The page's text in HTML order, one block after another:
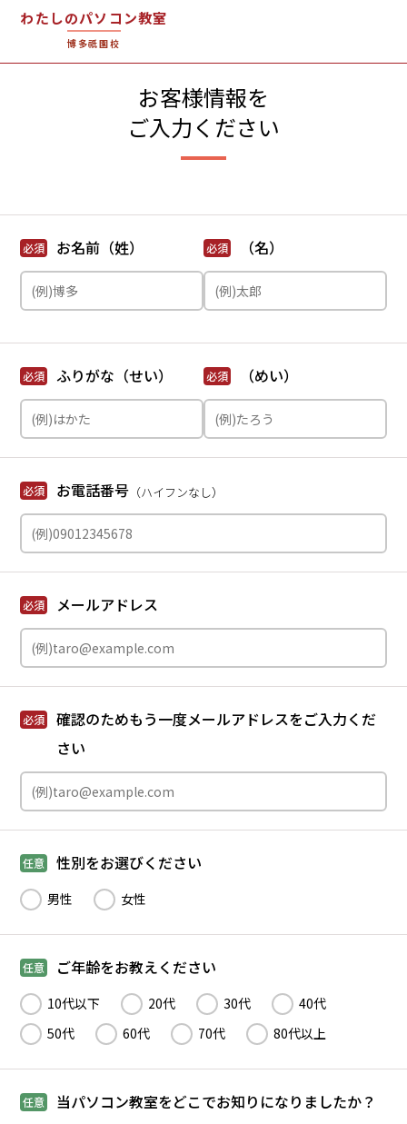
わたしのパソコン教室
博多祇園校
お客様情報を
ご入力ください
お名前（姓）
必須 （名）
必須
ふりがな（せい）
必須 （めい）
必須
お電話番号
必須 （ハイフンなし）
メールアドレス
必須
確認のためもう一度メールアドレスをご入力くだ
さい
必須
任意 性別をお選びください
男性 女性
任意 ご年齢をお教えください
10代以下 20代 30代
40代
50代
60代 70代 80代以上
任意 当パソコン教室をどこでお知りになりましたか？